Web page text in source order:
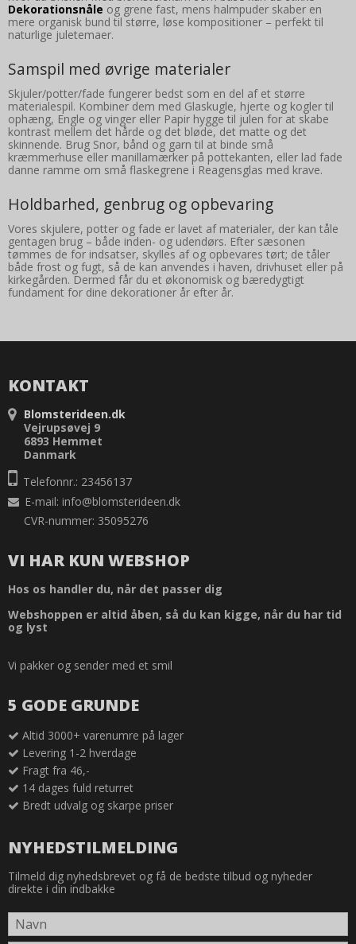
Dekorationsnåle og grene fast, mens halmpuder skaber en
mere organisk bund til større, løse kompositioner – perfekt til
naturlige juletemaer.
Samspil med øvrige materialer
Skjuler/potter/fade fungerer bedst som en del af et større
materialespil. Kombiner dem med Glaskugle, hjerte og kogler til
ophæng, Engle og vinger eller Papir hygge til julen for at skabe
kontrast mellem det hårde og det bløde, det matte og det
skinnende. Brug Snor, bånd og garn til at binde små
kræmmerhuse eller manillamærker på pottekanten, eller lad fade
danne ramme om små flaskegrene i Reagensglas med krave.
Holdbarhed, genbrug og opbevaring
Vores skjulere, potter og fade er lavet af materialer, der kan tåle
gentagen brug – både inden- og udendørs. Efter sæsonen
tømmes de for indsatser, skylles af og opbevares tørt; de tåler
både frost og fugt, så de kan anvendes i haven, drivhuset eller på
kirkegården. Dermed får du et økonomisk og bæredygtigt
fundament for dine dekorationer år efter år.
KONTAKT
Blomsterideen.dk
Vejrupsøvej 9
6893 Hemmet
Danmark
Telefonnr.: 23456137
E-mail: info@blomsterideen.dk
CVR-nummer: 35095276
VI HAR KUN WEBSHOP
Hos os handler du, når det passer dig
Webshoppen er altid åben, så du kan kigge, når du har tid
og lyst
Vi pakker og sender med et smil
5 GODE GRUNDE
Altid 3000+ varenumre på lager
Levering 1-2 hverdage
Fragt fra 46,-
14 dages fuld returret
Bredt udvalg og skarpe priser
NYHEDSTILMELDING
Tilmeld dig nyhedsbrevet og få de bedste tilbud og nyheder
direkte i din indbakke